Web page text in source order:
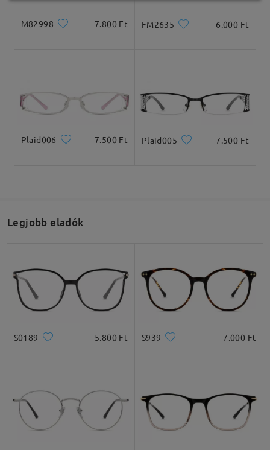
spam/levélszemét mappába kerülhet. Kérjük, ott is
ellenőrizd őket.
Olvassa el az összes
Írjon egy véleményt
M82998 7.800 Ft FM2635 6.000 Ft
Plaid006 7.500 Ft Plaid005 7.500 Ft
Legjobb eladók
S0189 5.800 Ft S939 7.000 Ft